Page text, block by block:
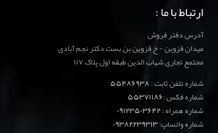
ارتباط با ما :
آدرس دفتر فروش
میدان قزوین - خ قزوین بن بست دکتر نجم آبادی
مجتمع تجاری شهاب الدین طبقه اول پلاک ۱۱۷
شماره تلفن ثابت :۵۵۴۸۶۹۳۸
شماره فکس :۵۵۳۷۱۱۸۶
شماره همراه :۰۹۱۲۳۵۰۳۶۴۲
شماره واتساپ:۰۹۳۸۲۲۳۹۳۱۳